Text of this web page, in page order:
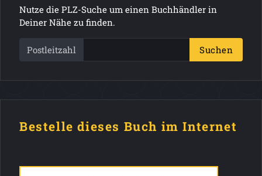
Nutze die PLZ-Suche um einen Buchhändler in
Deiner Nähe zu finden.
Postleitzahl Suchen
Bestelle dieses Buch im Internet